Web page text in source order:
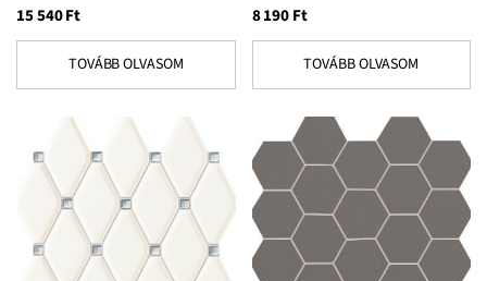
15 540Ft
TOVÁBB OLVASOM
8 190Ft
TOVÁBB OLVASOM